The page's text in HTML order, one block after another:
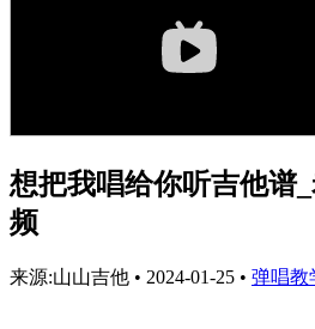
想把我唱给你听吉他谱
频
来源:山山吉他 • 2024-01-25 • 弹唱教